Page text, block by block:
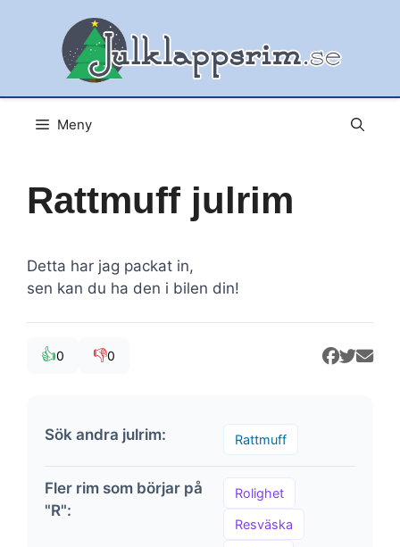
Meny
Rattmuff julrim
Detta har jag packat in,
sen kan du ha den i bilen din!
👍0 👎0
Sök andra julrim: Rattmuff
Fler rim som börjar på
"R":
Rolighet
Resväska